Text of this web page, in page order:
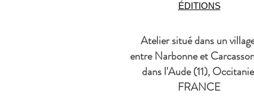
ÉDITIONS
Atelier situé dans un
entre Narbonne et
dans l'Aude (11),
FRANCE